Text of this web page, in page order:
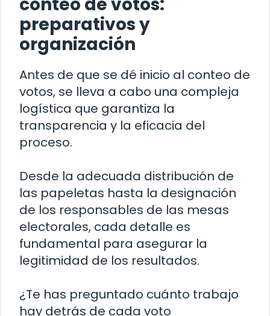
conteo de votos:
preparativos y
organización
Antes de que se dé inicio al conteo de
votos, se lleva a cabo una compleja
logística que garantiza la
transparencia y la eficacia del
proceso.
Desde la adecuada distribución de
las papeletas hasta la designación
de los responsables de las mesas
electorales, cada detalle es
fundamental para asegurar la
legitimidad de los resultados.
¿Te has preguntado cuánto trabajo
hay detrás de cada voto